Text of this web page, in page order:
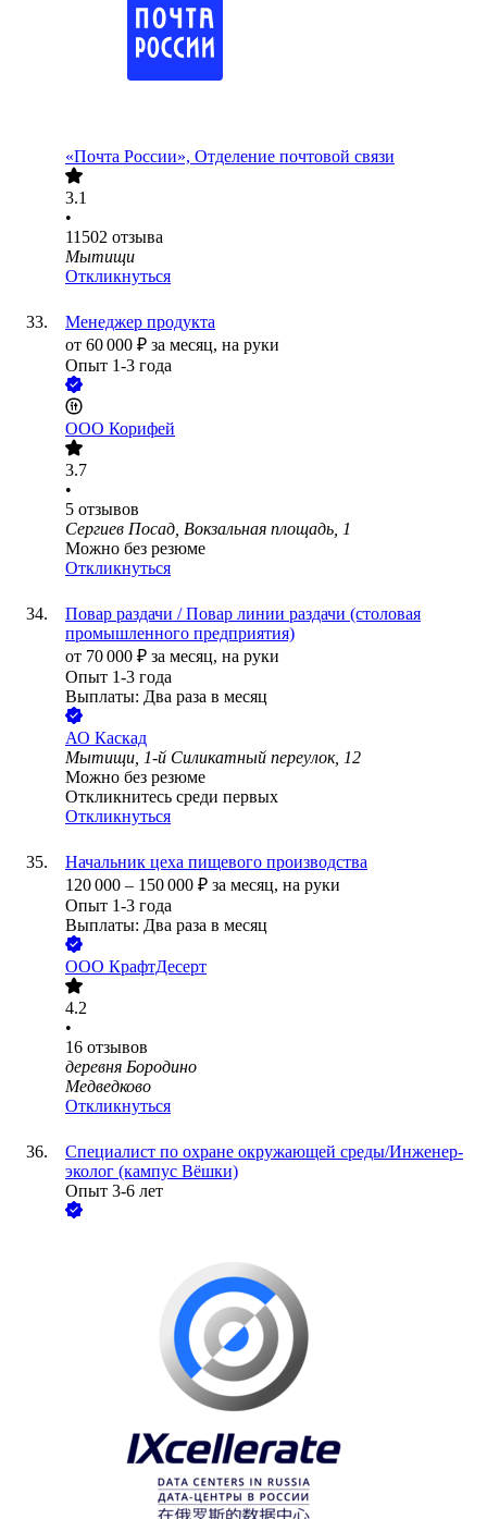
«Почта России», Отделение почтовой связи
3.1
•
11502 отзыва
Мытищи
Откликнуться
Менеджер продукта
от 60 000 ₽ за месяц, на руки
Опыт 1-3 года
ООО Корифей
3.7
•
5 отзывов
Сергиев Посад, Вокзальная площадь, 1
Можно без резюме
Откликнуться
Повар раздачи / Повар линии раздачи (столовая
промышленного предприятия)
от 70 000 ₽ за месяц, на руки
Опыт 1-3 года
Выплаты: Два раза в месяц
АО Каскад
Мытищи, 1-й Силикатный переулок, 12
Можно без резюме
Откликнитесь среди первых
Откликнуться
Начальник цеха пищевого производства
120 000 – 150 000 ₽ за месяц, на руки
Опыт 1-3 года
Выплаты: Два раза в месяц
ООО КрафтДесерт
4.2
•
16 отзывов
деревня Бородино
Медведково
Откликнуться
Специалист по охране окружающей среды/Инженер-
эколог (кампус Вёшки)
Опыт 3-6 лет